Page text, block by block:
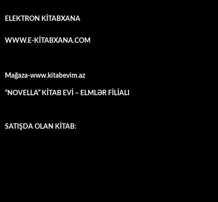
ELEKTRON KİTABXANA
WWW.E-KİTABXANA.COM
Mağaza-www.kitabevim.az
“NOVELLA” KİTAB EVİ – ELMLƏR FİLİALI
SATIŞDA OLAN KİTAB: